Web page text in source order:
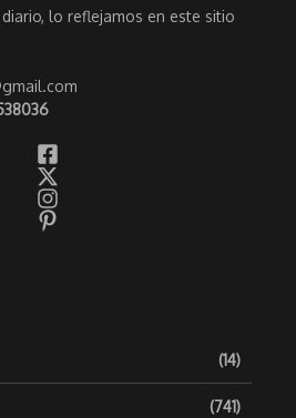
lo reflejamos en este sitio
(14)
(741)